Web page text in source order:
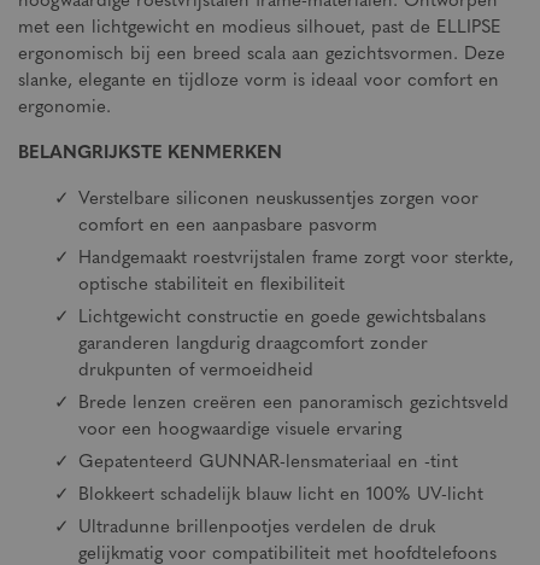
met een lichtgewicht en modieus silhouet, past de ELLIPSE
ergonomisch bij een breed scala aan gezichtsvormen. Deze
slanke, elegante en tijdloze vorm is ideaal voor comfort en
ergonomie.
BELANGRIJKSTE KENMERKEN
Verstelbare siliconen neuskussentjes zorgen voor
comfort en een aanpasbare pasvorm
Handgemaakt roestvrijstalen frame zorgt voor sterkte,
optische stabiliteit en flexibiliteit
Lichtgewicht constructie en goede gewichtsbalans
garanderen langdurig draagcomfort zonder
drukpunten of vermoeidheid
Brede lenzen creëren een panoramisch gezichtsveld
voor een hoogwaardige visuele ervaring
Gepatenteerd GUNNAR-lensmateriaal en -tint
Blokkeert schadelijk blauw licht en 100% UV-licht
Ultradunne brillenpootjes verdelen de druk
gelijkmatig voor compatibiliteit met hoofdtelefoons